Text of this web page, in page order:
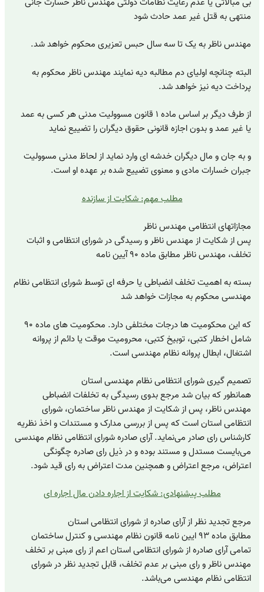
منتهی به قتل غیر عمد حادث شود
مهندس ناظر به یک تا سه سال حبس تعزیری محکوم خواهد شد.
البته چنانچه اولیای دم مطالبه دیه نمایند مهندس ناظر محکوم به
پرداخت دیه نیز خواهد شد.
از طرف دیگر بر اساس ماده ۱ قانون مسوولیت مدنی هر کسی به عمد
یا غیر عمد و بدون اجازه قانونی حقوق دیگران را تضییع نماید
و به جان و مال دیگران خدشه ای وارد نماید از لحاظ مدنی مسوولیت
جبران خسارات مادی و معنوی تضییع شده بر عهده او است.
مطلب مهم: شکایت از سازنده
مجازاتهای انتظامی مهندس ناظر
پس از شکایت از مهندس ناظر و رسیدگی در شورای انتظامی و اثبات
تخلف، مهندس ناظر مطابق ماده ۹۰ آیین نامه
بسته به اهمیت تخلف انضباطی یا حرفه ای توسط شورای انتظامی نظام
مهندسی محکوم به مجازات خواهد شد
که این محکومیت ها درجات مختلفی دارد. محکومیت های ماده ۹۰
شامل اخطار کتبی، توبیخ کتبی، محرومیت موقت یا دائم از پروانه
اشتغال، ابطال پروانه نظام مهندسی است.
تصمیم گیری شورای انتظامی نظام مهندسی استان
همانطور که بیان شد مرجع بدوی رسیدگی به تخلفات انضباطی
مهندس ناظر، پس از شکایت از مهندس ناظر ساختمان، شورای
انتظامی استان است که پس از بررسی مدارک و مستندات و اخذ نظریه
کارشناس رای صادر می‌نماید. آرای صادره شورای انتظامی نظام مهندسی
می‌بایست مستدل و مستند بوده و در ذیل رای صادره چگونگی
اعتراض، مرجع اعتراض و همچنین مدت اعتراض به رای قید شود.
مطلب پیشنهادی: شکایت از اجاره دادن مال اجاره ای
مرجع تجدید نظر از آرای صادره از شورای انتظامی استان
مطابق ماده ۹۳ ایین نامه قانون نظام مهندسی و کنترل ساختمان
تمامی آرای صادره از شورای انتظامی استان اعم از رای مبنی بر تخلف
مهندس ناظر و رای مبنی بر عدم تخلف، قابل تجدید نظر در شورای
انتظامی نظام مهندسی می‌باشد.